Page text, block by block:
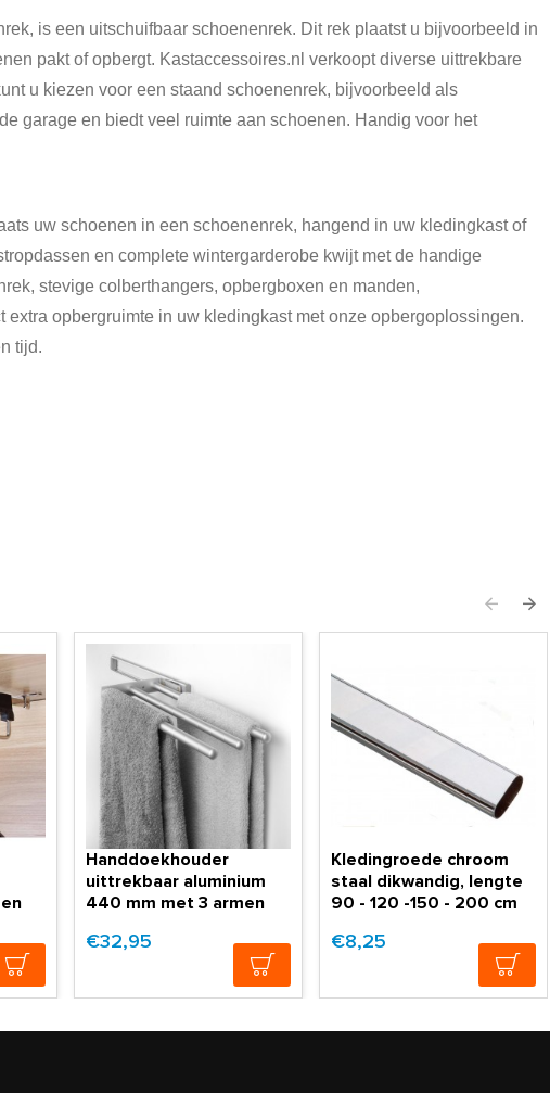
is een uitschuifbaar schoenenrek. Dit rek plaatst u bijvoorbeeld in
pakt of opbergt. Kastaccessoires.nl verkoopt diverse uittrekbare
u kiezen voor een staand schoenenrek, bijvoorbeeld als
garage en biedt veel ruimte aan schoenen. Handig voor het
uw schoenen in een schoenenrek, hangend in uw kledingkast of
en complete wintergarderobe kwijt met de handige
stevige colberthangers, opbergboxen en manden,
opbergruimte in uw kledingkast met onze opbergoplossingen.
tijd.
Handdoekhouder
uittrekbaar aluminium
440 mm met 3 armen
€32,95
Kledingroede chroom
staal dikwandig, lengte
90 - 120 -150 - 200 cm
€8,25